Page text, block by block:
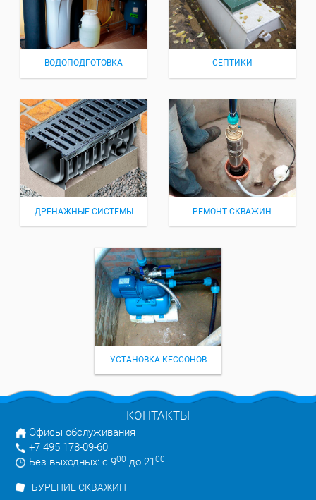
ВОДОПОДГОТОВКА СЕПТИКИ
ДРЕНАЖНЫЕ СИСТЕМЫ РЕМОНТ СКВАЖИН
УСТАНОВКА КЕССОНОВ
КОНТАКТЫ
Офисы обслуживания
+7 495 178-09-60
Без выходных: с 900 до 21 00
БУРЕНИЕ СКВАЖИН